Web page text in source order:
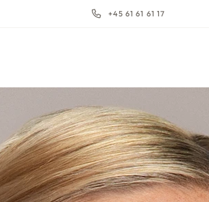
+45 61 61 61 17